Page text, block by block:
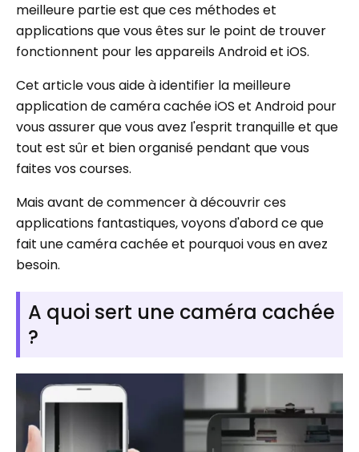
meilleure partie est que ces méthodes et
applications que vous êtes sur le point de trouver
fonctionnent pour les appareils Android et iOS.
Cet article vous aide à identifier la meilleure
application de caméra cachée iOS et Android pour
vous assurer que vous avez l'esprit tranquille et que
tout est sûr et bien organisé pendant que vous
faites vos courses.
Mais avant de commencer à découvrir ces
applications fantastiques, voyons d'abord ce que
fait une caméra cachée et pourquoi vous en avez
besoin.
A quoi sert une caméra cachée
?